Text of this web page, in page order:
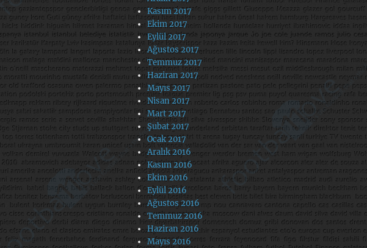
Kasım 2017
Ekim 2017
Eylül 2017
Ağustos 2017
Temmuz 2017
Haziran 2017
Mayıs 2017
Nisan 2017
Mart 2017
Şubat 2017
Ocak 2017
Aralık 2016
Kasım 2016
Ekim 2016
Eylül 2016
Ağustos 2016
Temmuz 2016
Haziran 2016
Mayıs 2016